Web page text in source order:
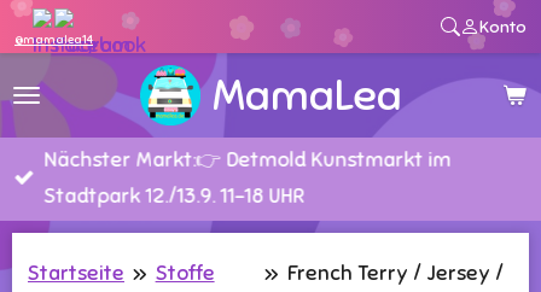
@mamalea14
Konto
Zum
Hauptinhalt
springen
MamaLea
Nächster Markt:👉 Detmold Kunstmarkt im
Stadtpark 12./13.9. 11-18 UHR
Startseite » Stoffe
» French Terry / Jersey /